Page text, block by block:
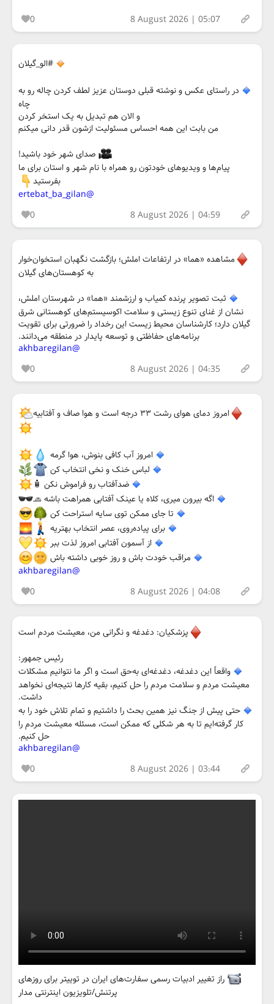
0 8 August 2026 | 05:07
#الو_گیلان
در راستای عکس و نوشته قبلی دوستان عزیز لطف کردن چاله رو به
چاه
و الان هم تبدیل به یک استخر کردن
من بابت این همه احساس مسئولیت ازشون قدر دانی میکنم
صدای شهر خود باشید!
پیام‌ها و ویدیوهای خودتون رو همراه با نام شهر و استان برای ما
بفرستید
@ertebat_ba_gilan
0
8 August 2026 | 04:59
مشاهده «هما» در ارتفاعات املش؛ بازگشت نگهبان استخوان‌خوار
به کوهستان‌های گیلان
ثبت تصویر پرنده کمیاب و ارزشمند «هما» در شهرستان املش،
نشان از غنای تنوع زیستی و سلامت اکوسیستم‌های کوهستانی شرق
گیلان دارد؛ کارشناسان محیط زیست این رخداد را ضرورتی برای تقویت
برنامه‌های حفاظتی و توسعه پایدار در منطقه می‌دانند.
@akhbaregilan
0
8 August 2026 | 04:35
امروز دمای هوای رشت ۳۳ درجه است و هوا صاف و آفتابیه
امروز آب کافی بنوش، هوا گرمه
لباس خنک و نخی انتخاب کن
ضدآفتاب رو فراموش نکن 🧴
اگه بیرون میری، کلاه یا عینک آفتابی همراهت باشه 🧢
تا جای ممکن توی سایه استراحت کن
برای پیاده‌روی، عصر انتخاب بهتریه
از آسمون آفتابی امروز لذت ببر
مراقب خودت باش و روز خوبی داشته باش
@akhbaregilan
0
8 August 2026 | 04:08
پزشکیان: دغدغه و نگرانی من، معیشت مردم است
رئیس جمهور:
واقعاً این دغدغه، دغدغه‌ای به‌حق است و اگر ما نتوانیم مشکلات
معیشت مردم و سلامت مردم را حل کنیم، بقیه کارها نتیجه‌ای نخواهد
داشت.
حتی پیش از جنگ نیز همین بحث را داشتیم و تمام تلاش خود را به
کار گرفته‌ایم تا به هر شکلی که ممکن است، مسئله معیشت مردم را
حل کنیم.
@akhbaregilan
0
8 August 2026 | 03:44
راز تغییر ادبیات رسمی سفارت‌های ایران در توییتر برای روزهای
پرتنش/تلویزیون اینترنتی مدار